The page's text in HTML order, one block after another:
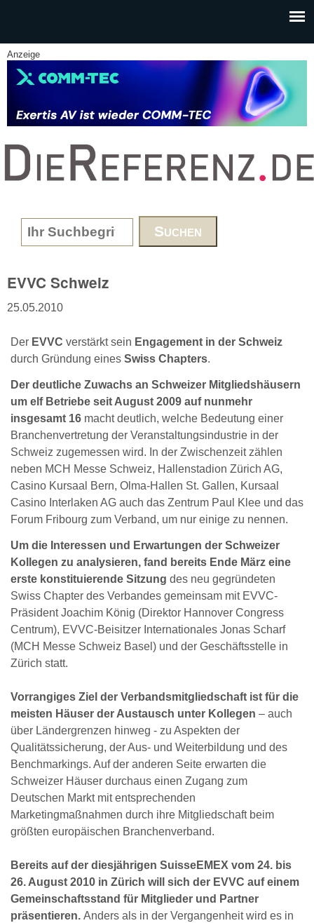
Anzeige
www.DieReferenz.de
Search form
EVVC Schweiz
25.05.2010
Der EVVC verstärkt sein Engagement in der Schweiz
durch Gründung eines Swiss Chapters.
Der deutliche Zuwachs an Schweizer Mitgliedshäusern
um elf Betriebe seit August 2009 auf nunmehr
insgesamt 16 macht deutlich, welche Bedeutung einer
Branchenvertretung der Veranstaltungsindustrie in der
Schweiz zugemessen wird. In der Zwischenzeit zählen
neben MCH Messe Schweiz, Hallenstadion Zürich AG,
Casino Kursaal Bern, Olma-Hallen St. Gallen, Kursaal
Casino Interlaken AG auch das Zentrum Paul Klee und das
Forum Fribourg zum Verband, um nur einige zu nennen.
Um die Interessen und Erwartungen der Schweizer
Kollegen zu analysieren, fand bereits Ende März eine
erste konstituierende Sitzung des neu gegründeten
Swiss Chapter des Verbandes gemeinsam mit EVVC-
Präsident Joachim König (Direktor Hannover Congress
Centrum), EVVC-Beisitzer Internationales Jonas Scharf
(MCH Messe Schweiz Basel) und der Geschäftsstelle in
Zürich statt.
Vorrangiges Ziel der Verbandsmitgliedschaft ist für die
meisten Häuser der Austausch unter Kollegen – auch
über Ländergrenzen hinweg - zu Aspekten der
Qualitätssicherung, der Aus- und Weiterbildung und des
Benchmarkings. Auf der anderen Seite erwarten die
Schweizer Häuser durchaus einen Zugang zum
Deutschen Markt mit entsprechenden
Marketingmaßnahmen durch ihre Mitgliedschaft beim
größten europäischen Branchenverband.
Bereits auf der diesjährigen SuisseEMEX vom 24. bis
26. August 2010 in Zürich will sich der EVVC auf einem
Gemeinschaftsstand für Mitglieder und Partner
präsentieren. Anders als in der Vergangenheit wird es in